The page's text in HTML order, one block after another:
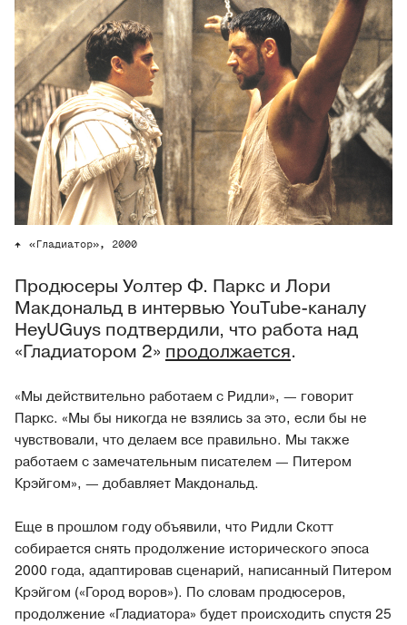
«Гладиатор», 2000
Продюсеры Уолтер Ф. Паркс и Лори
Макдональд в интервью YouTube-каналу
HeyUGuys подтвердили, что работа над
«Гладиатором 2» продолжается.
«Мы действительно работаем с Ридли», — говорит
Паркс. «Мы бы никогда не взялись за это, если бы не
чувствовали, что делаем все правильно. Мы также
работаем с замечательным писателем — Питером
Крэйгом», — добавляет Макдональд.
Еще в прошлом году объявили, что Ридли Скотт
собирается снять продолжение исторического эпоса
2000 года, адаптировав сценарий, написанный Питером
Крэйгом («Город воров»). По словам продюсеров,
продолжение «Гладиатора» будет происходить спустя 25